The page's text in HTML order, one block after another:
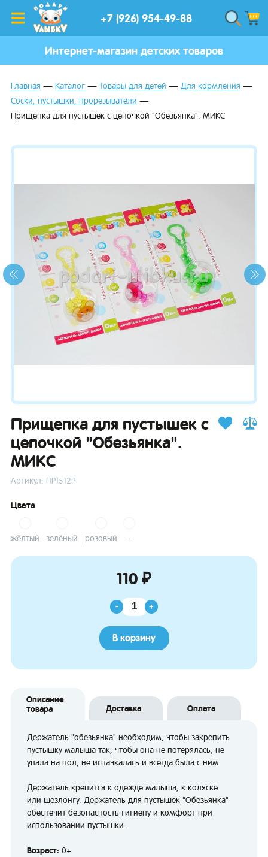
+7 (926) 954-49-88
Интернет-магазин детских товаров
Главная Каталог Товары для детей
Для кормления
Соски, пустышки, прорезыватели
Прищепка для пустышек с цепочкой "Обезьянка". МИКС
Прищепка для пустышек с
цепочкой "Обезьянка".
МИКС
Артикул: ПР1512Р
Цвета
жёлтый зелёный розовый -
110 ₽
- +
В корзину
Описание
товара
Доставка Оплата
Держатель "обезьянка" необходим, чтобы закрепить
пустышку малыша так, чтобы она не потерялась, не
упала на пол, не испачкалась и всегда была с ним.
Держатель крепится к одежде малыша, к коляске
или шезлонгу. Держатель для пустышек "Обезьянка"
обеспечит безопасность гигиену и комфорт при
использовании пустышки.
Возраст: 0+